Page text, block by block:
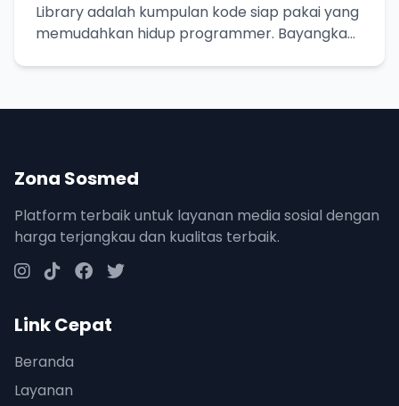
Library adalah kumpulan kode siap pakai yang
memudahkan hidup programmer. Bayangkan
Zona Sosmed
Platform terbaik untuk layanan media sosial dengan
harga terjangkau dan kualitas terbaik.
Link Cepat
Beranda
Layanan